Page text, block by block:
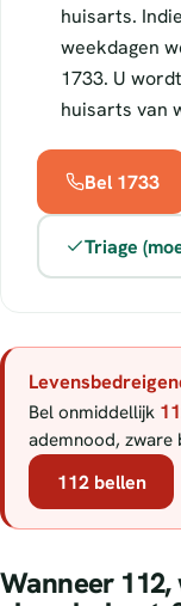
huisarts.
weekdagen
1733. U
huisarts van
Bel 1733
Triage
Bel onmiddellijk
ademnood, zware
112 bellen
Wanneer